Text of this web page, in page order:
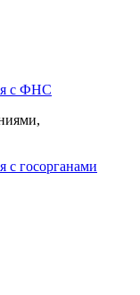
с ФНС
с госорганами